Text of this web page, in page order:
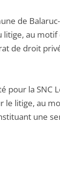
de
au
de droit
la SNC
litige, au
une